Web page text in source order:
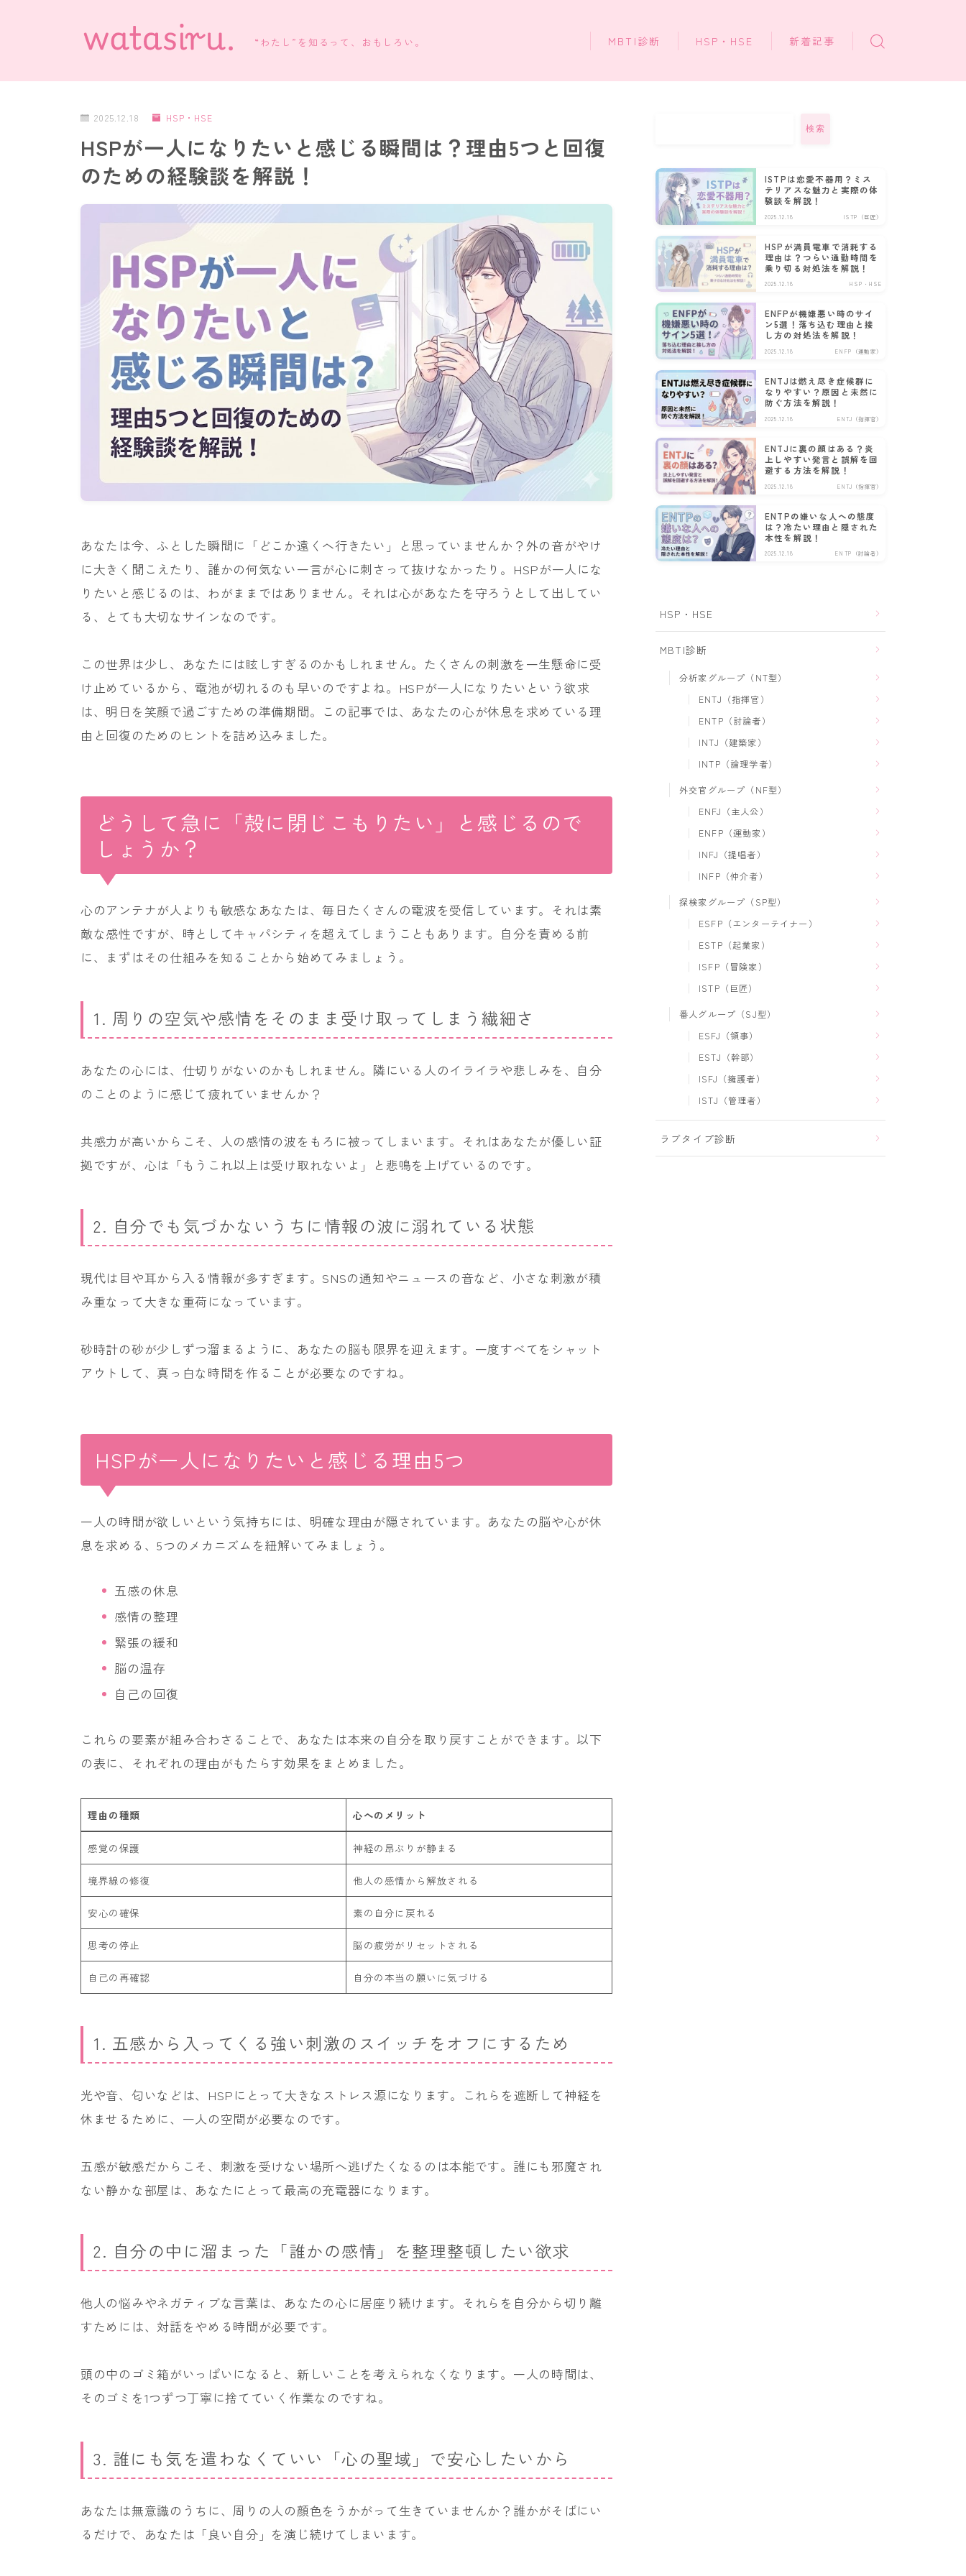
“わたし”を知るって、おもしろい。 MBTI診断 HSP・HSE 新着記事
2025.12.18 HSP・HSE
HSPが一人になりたいと感じる瞬間は？理由5つと回復
のための経験談を解説！
あなたは今、ふとした瞬間に「どこか遠くへ行きたい」と思っていませんか？外の音がやけ
に大きく聞こえたり、誰かの何気ない一言が心に刺さって抜けなかったり。HSPが一人にな
りたいと感じるのは、わがままではありません。それは心があなたを守ろうとして出してい
る、とても大切なサインなのです。
この世界は少し、あなたには眩しすぎるのかもしれません。たくさんの刺激を一生懸命に受
け止めているから、電池が切れるのも早いのですよね。HSPが一人になりたいという欲求
は、明日を笑顔で過ごすための準備期間。この記事では、あなたの心が休息を求めている理
由と回復のためのヒントを詰め込みました。
どうして急に「殻に閉じこもりたい」と感じるので
しょうか？
心のアンテナが人よりも敏感なあなたは、毎日たくさんの電波を受信しています。それは素
敵な感性ですが、時としてキャパシティを超えてしまうこともあります。自分を責める前
に、まずはその仕組みを知ることから始めてみましょう。
1. 周りの空気や感情をそのまま受け取ってしまう繊細さ
あなたの心には、仕切りがないのかもしれません。隣にいる人のイライラや悲しみを、自分
のことのように感じて疲れていませんか？
共感力が高いからこそ、人の感情の波をもろに被ってしまいます。それはあなたが優しい証
拠ですが、心は「もうこれ以上は受け取れないよ」と悲鳴を上げているのです。
2. 自分でも気づかないうちに情報の波に溺れている状態
現代は目や耳から入る情報が多すぎます。SNSの通知やニュースの音など、小さな刺激が積
み重なって大きな重荷になっています。
砂時計の砂が少しずつ溜まるように、あなたの脳も限界を迎えます。一度すべてをシャット
アウトして、真っ白な時間を作ることが必要なのですね。
HSPが一人になりたいと感じる理由5つ
一人の時間が欲しいという気持ちには、明確な理由が隠されています。あなたの脳や心が休
息を求める、5つのメカニズムを紐解いてみましょう。
五感の休息
感情の整理
緊張の緩和
脳の温存
自己の回復
これらの要素が組み合わさることで、あなたは本来の自分を取り戻すことができます。以下
の表に、それぞれの理由がもたらす効果をまとめました。
理由の種類 心へのメリット
感覚の保護 神経の昂ぶりが静まる
境界線の修復 他人の感情から解放される
安心の確保 素の自分に戻れる
思考の停止 脳の疲労がリセットされる
自己の再確認 自分の本当の願いに気づける
1. 五感から入ってくる強い刺激のスイッチをオフにするため
光や音、匂いなどは、HSPにとって大きなストレス源になります。これらを遮断して神経を
休ませるために、一人の空間が必要なのです。
五感が敏感だからこそ、刺激を受けない場所へ逃げたくなるのは本能です。誰にも邪魔され
ない静かな部屋は、あなたにとって最高の充電器になります。
2. 自分の中に溜まった「誰かの感情」を整理整頓したい欲求
他人の悩みやネガティブな言葉は、あなたの心に居座り続けます。それらを自分から切り離
すためには、対話をやめる時間が必要です。
頭の中のゴミ箱がいっぱいになると、新しいことを考えられなくなります。一人の時間は、
そのゴミを1つずつ丁寧に捨てていく作業なのですね。
3. 誰にも気を遣わなくていい「心の聖域」で安心したいから
あなたは無意識のうちに、周りの人の顔色をうかがって生きていませんか？誰かがそばにい
るだけで、あなたは「良い自分」を演じ続けてしまいます。
検索
ISTPは恋愛不器用？ミス
テリアスな魅力と実際の体
験談を解説！
2025.12.18 ISTP（巨匠）
HSPが満員電車で消耗する
理由は？つらい通勤時間を
乗り切る対処法を解説！
2025.12.18 HSP・HSE
ENFPが機嫌悪い時のサイ
ン5選！落ち込む理由と接
し方の対処法を解説！
2025.12.18 ENFP（運動家）
ENTJは燃え尽き症候群に
なりやすい？原因と未然に
防ぐ方法を解説！
2025.12.18 ENTJ（指揮官）
ENTJに裏の顔はある？炎
上しやすい発言と誤解を回
避する方法を解説！
2025.12.18 ENTJ（指揮官）
ENTPの嫌いな人への態度
は？冷たい理由と隠された
本性を解説！
2025.12.18 ENTP（討論者）
HSP・HSE
MBTI診断
分析家グループ（NT型）
ENTJ（指揮官）
ENTP（討論者）
INTJ（建築家）
INTP（論理学者）
外交官グループ（NF型）
ENFJ（主人公）
ENFP（運動家）
INFJ（提唱者）
INFP（仲介者）
探検家グループ（SP型）
ESFP（エンターテイナー）
ESTP（起業家）
ISFP（冒険家）
ISTP（巨匠）
番人グループ（SJ型）
ESFJ（領事）
ESTJ（幹部）
ISFJ（擁護者）
ISTJ（管理者）
ラブタイプ診断